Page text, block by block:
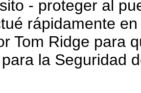
- proteger al
rápidamente
Tom Ridge para
la Seguridad